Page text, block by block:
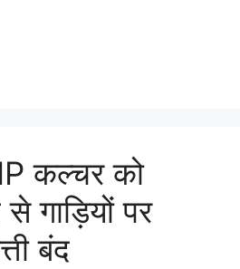
कल्चर को
गाड़ियों पर
बंद